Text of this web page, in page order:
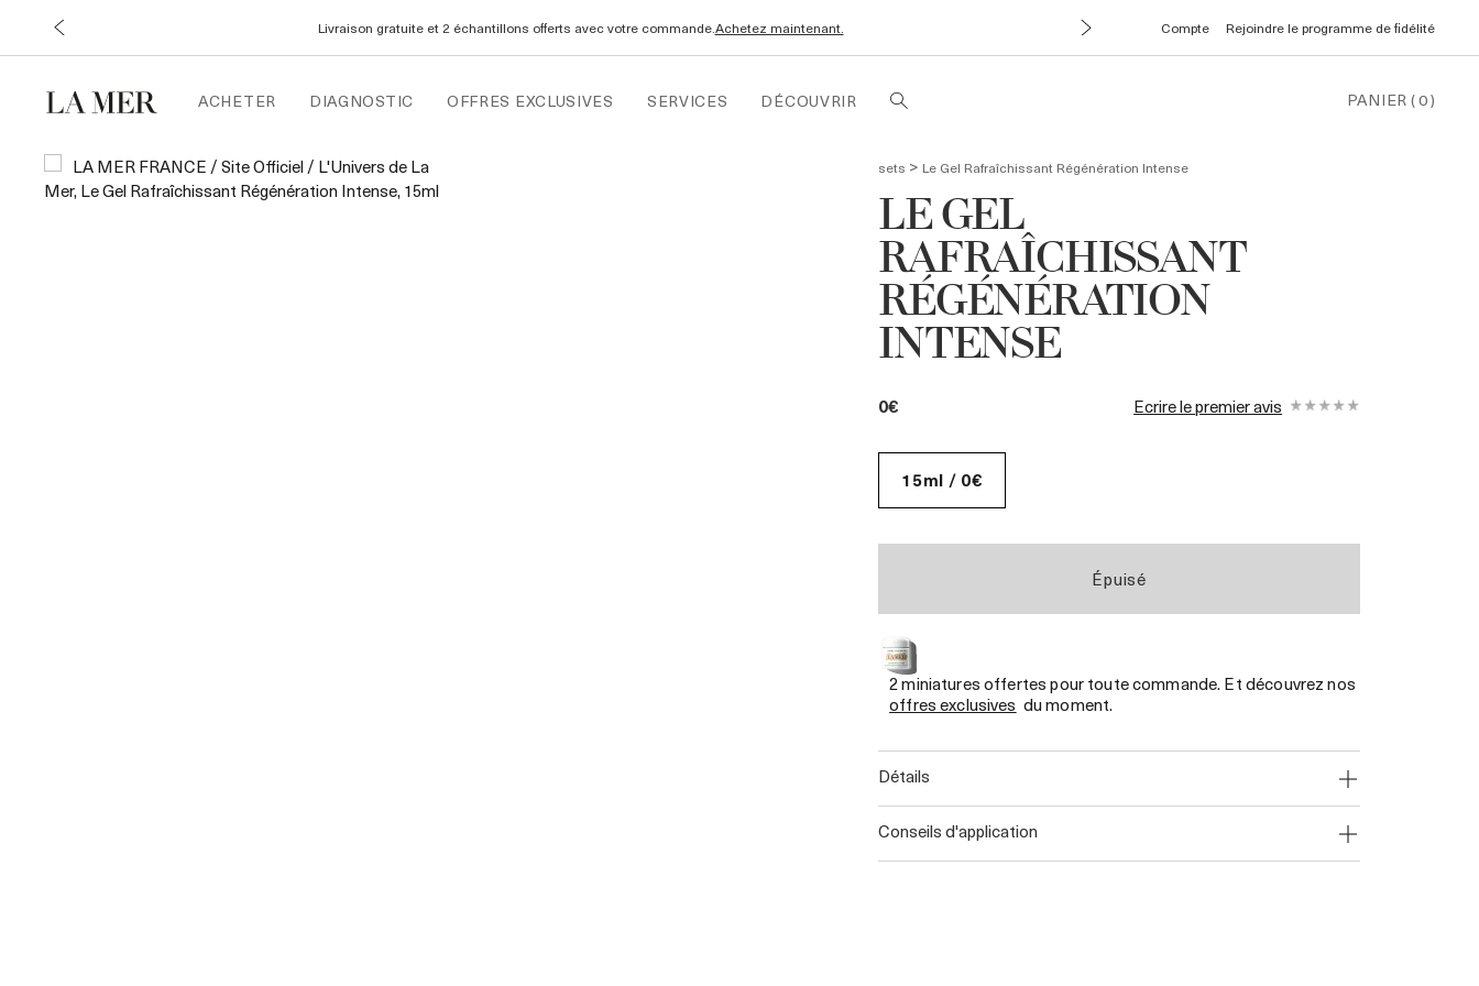
Livraison gratuite et 2 échantillons offerts avec votre commande.Achetez maintenant. Compte Rejoindre le programme de fidélité
ACHETER DIAGNOSTIC OFFRES EXCLUSIVES SERVICES DÉCOUVRIR PANIER(0)
sets > Le Gel Rafraîchissant Régénération Intense
LE GEL
RAFRAÎCHISSANT
RÉGÉNÉRATION
INTENSE
0€ Ecrire le premier avis
15ml / 0€
Épuisé
2 miniatures offertes pour toute commande. Et découvrez nos
offres exclusives du moment.
détails
conseils d'application